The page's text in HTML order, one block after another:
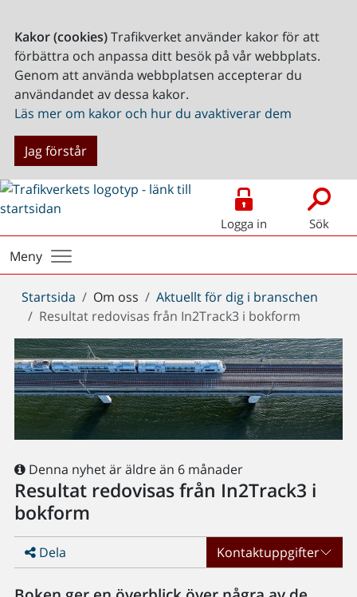
Kakor (cookies)Trafikverket använder kakor för att
förbättra och anpassa ditt besök på vår webbplats.
Genom att använda webbplatsen accepterar du
användandet av dessa kakor.
Läs mer om kakor och hur du avaktiverar dem
Jag förstår
Logga in Sök
Meny
Du
är
här:
Startsida Om oss
Aktuellt för dig i branschen
Resultat redovisas från In2Track3 i bokform
Denna nyhet är äldre än 6 månader
Resultat redovisas från In2Track3 i
bokform
Dela Kontaktuppgifter